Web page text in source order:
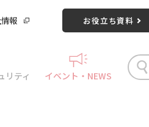
報 お役立ち資料
リティ イベント・NEWS